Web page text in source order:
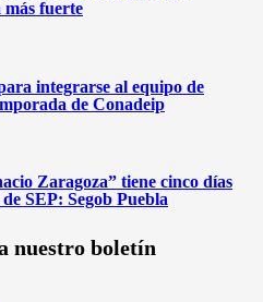
fuerte
integrarse al equipo de
de Conadeip
Zaragoza” tiene cinco días
SEP: Segob Puebla
nuestro boletín